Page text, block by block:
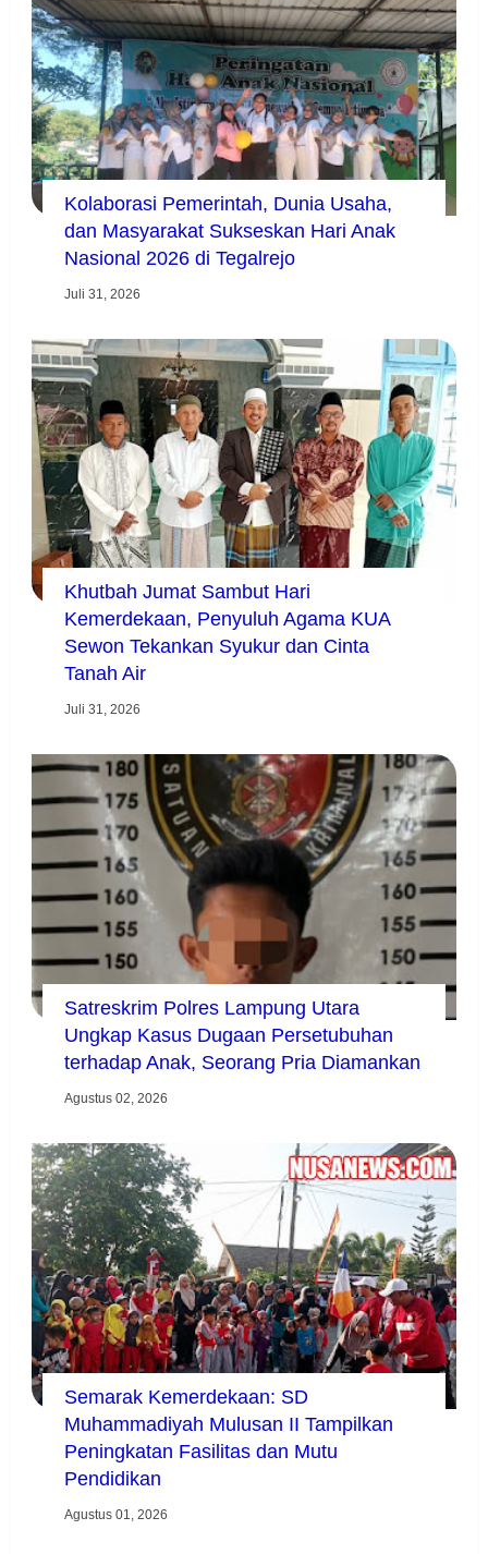
Kolaborasi Pemerintah, Dunia Usaha,
dan Masyarakat Sukseskan Hari Anak
Nasional 2026 di Tegalrejo
Juli 31, 2026
Khutbah Jumat Sambut Hari
Kemerdekaan, Penyuluh Agama KUA
Sewon Tekankan Syukur dan Cinta
Tanah Air
Juli 31, 2026
Satreskrim Polres Lampung Utara
Ungkap Kasus Dugaan Persetubuhan
terhadap Anak, Seorang Pria Diamankan
Agustus 02, 2026
Semarak Kemerdekaan: SD
Muhammadiyah Mulusan II Tampilkan
Peningkatan Fasilitas dan Mutu
Pendidikan
Agustus 01, 2026